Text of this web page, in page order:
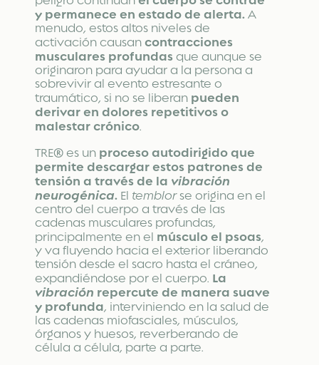
y permanece en estado de alerta.A
menudo, estos altos niveles de
activación causan contracciones
musculares profundas que aunque se
originaron para ayudar a la persona a
sobrevivir al evento estresante o
traumático, si no se liberan pueden
derivar en dolores repetitivos o
malestar crónico.
TRE® es un proceso autodirigido que
permite descargar estos patrones de
tensión a través de la vibración
neurogénica. El temblorse origina en el
centro del cuerpo a través de las
cadenas musculares profundas,
principalmente en el músculo el psoas,
y va fluyendo hacia el exterior liberando
tensión desde el sacro hasta el cráneo,
expandiéndose por el cuerpo. La
vibración repercute de manera suave
y profunda, interviniendo en la salud de
las cadenas miofasciales, músculos,
órganos y huesos, reverberando de
célula a célula, parte a parte.